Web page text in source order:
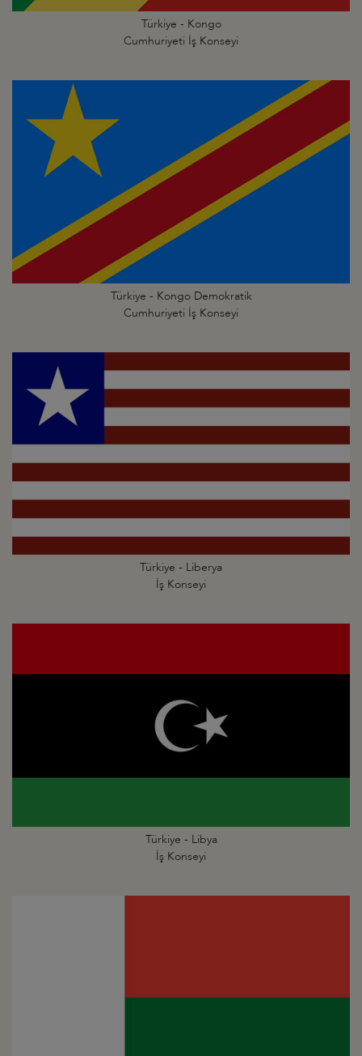
Türkiye - Kongo
Cumhuriyeti İş Konseyi
Türkiye - Kongo Demokratik
Cumhuriyeti İş Konseyi
Türkiye - Liberya
İş Konseyi
Türkiye - Libya
İş Konseyi